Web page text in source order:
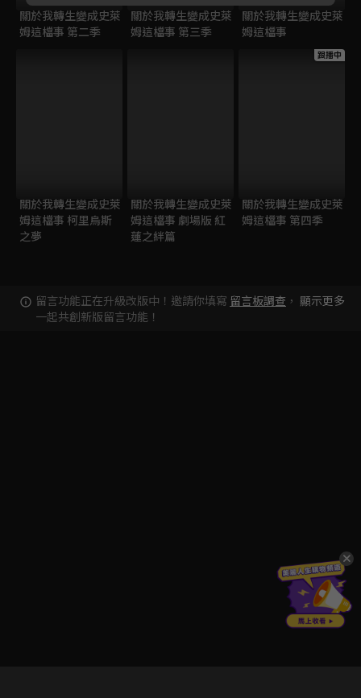
關於我轉生變成史萊
姆這檔事 第二季
關於我轉生變成史萊
姆這檔事 第三季
關於我轉生變成史萊
姆這檔事
關於我轉生變成史萊
姆這檔事 柯里烏斯
之夢
關於我轉生變成史萊
姆這檔事 劇場版 紅
蓮之絆篇
跟播中
關於我轉生變成史萊
姆這檔事 第四季
留言功能正在升級改版中！邀請你填寫 留言板調查 ，
一起共創新版留言功能！
顯示更多